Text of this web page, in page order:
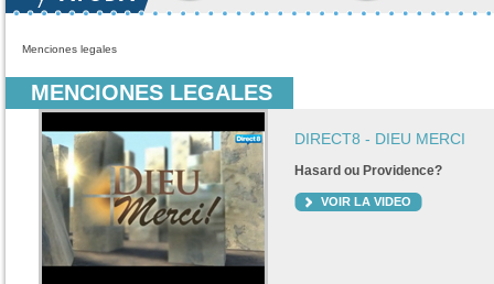
Menciones legales
MENCIONES LEGALES
DIRECT8 - DIEU MERCI
Hasard ou Providence?
VOIR LA VIDEO